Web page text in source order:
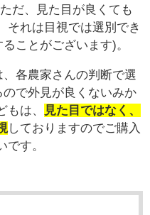
だ、見た目が良くても
それは目視では選別でき
ことがございます)。
各農家さんの判断で選
で外見が良くないみか
は、
見た目ではなく、
しておりますのでご購入
す。